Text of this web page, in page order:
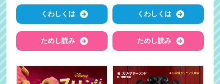
くわしくは
ためし読み
くわしくは
ためし読み